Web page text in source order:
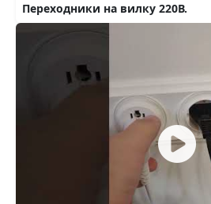
Переходники на вилку 220В.